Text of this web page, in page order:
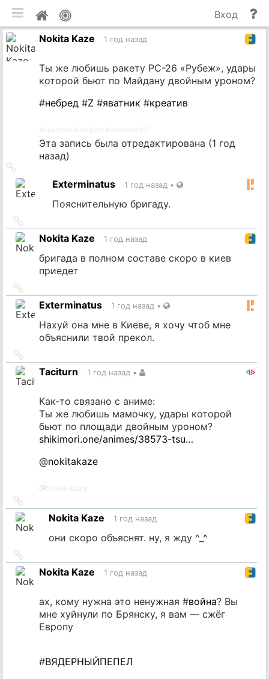
Мой
профиль
и
Вход
Nokita Kaze
1 год назад
Ты же любишь ракету РС-26 «Рубеж», удары
которой бьют по Майдану двойным уроном?
#небред #Z #яватник #креатив
Эта запись была отредактирована (1 год
назад)
на
источникExterminatus 1 год назад •
Пояснительную бригаду.
на
источник
Nokita Kaze 1 год назад
бригада в полном составе скоро в киев
приедет
на
источник
Exterminatus 1 год назад •
Нахуй она мне в Киеве, я хочу чтоб мне
объяснили твой прекол.
на
источник
Taciturn 1 год назад •
Как-то связано с аниме:
Ты же любишь мамочку, удары которой
бьют по площади двойным уроном?
shikimori.one/animes/38573-tsu…
@nokitakaze
@
на
источникNokita Kaze 1 год назад
они скоро объяснят. ну, я жду ^_^
на
источник
Nokita Kaze 1 год назад
ах, кому нужна это ненужная #война? Вы
мне хуйнули по Брянску, я вам — сжёг
Европу
#ВЯДЕРНЫЙПЕПЕЛ
мобильная версия